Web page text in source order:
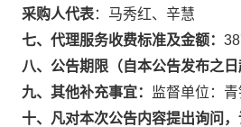
采购人代表：马秀红、辛慧
七、代理服务收费标准及金额：
八、公告期限（自本公告发布之日
九、其他补充事宜：
监督单位：
十、凡对本次公告内容提出询问，